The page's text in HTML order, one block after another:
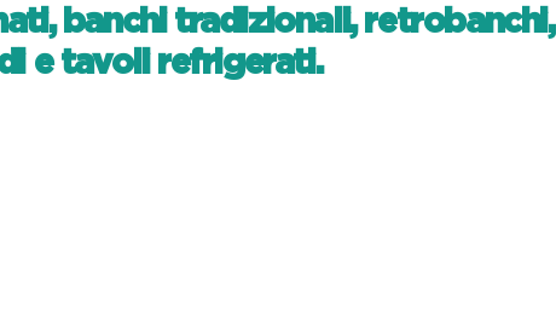
banchi tradizionali, retrobanchi,
e tavoli refrigerati.